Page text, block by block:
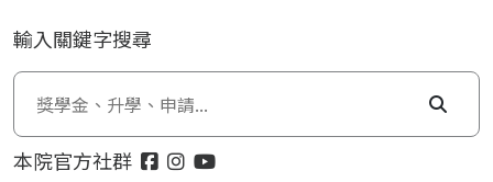
輸入關鍵字搜尋
本院官方社群